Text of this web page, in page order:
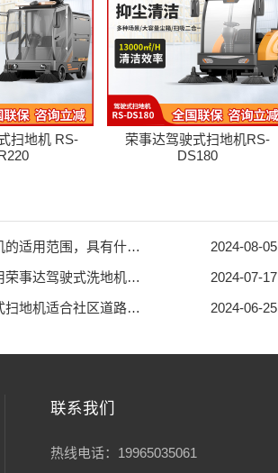
扫地机 RS-
荣事达驾驶式扫地机RS-
DS180
荣事达除湿机的适用范围，具有什么作用 2024-08-05
医院可以使用荣事达驾驶式洗地机清洁吗
2024-07-17
荣事达驾驶式扫地机适合社区道路清洁，提高清洁效率
2024-06-25
联系我们
热线电话：19965035061